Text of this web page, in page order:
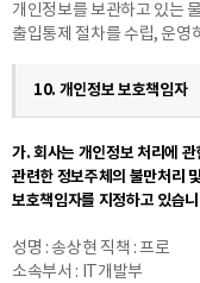
개인정보를 보관하고 있는
출입통제 절차를 수립, 운영
10. 개인정보 보호책임자
가. 회사는 개인정보 처리에
관련한 정보주체의 불만처리
보호책임자를 지정하고 있습
성명 : 송상현 직책 : 프로
소속부서 : IT개발부